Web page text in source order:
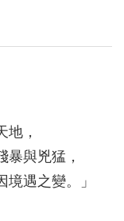
地，
與兇猛，
遇之變。」